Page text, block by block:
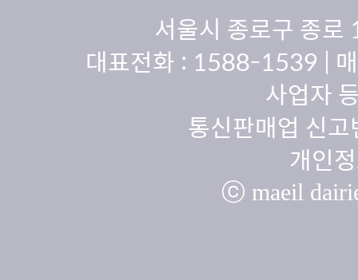
서울시 종로구 종
대표전화 : 1588-1539 |
사업자
통신판매업 신
개인
ⓒ maeil